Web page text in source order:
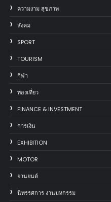
ความงาม สุขภาพ
สังคม
SPORT
TOURISM
กีฬา
ท่องเที่ยว
FINANCE & INVESTMENT
การเงิน
EXHIBITION
MOTOR
‎ยานยนต์‎
นิทรรศการ งานมหกรรม